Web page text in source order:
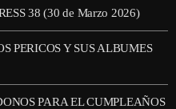
38 (30 de Marzo 2026)
PERICOS Y SUS ALBUMES
PARA EL CUMPLEAÑOS